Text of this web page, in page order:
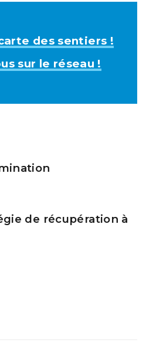
des sentiers !
sur le réseau !
de récupération à